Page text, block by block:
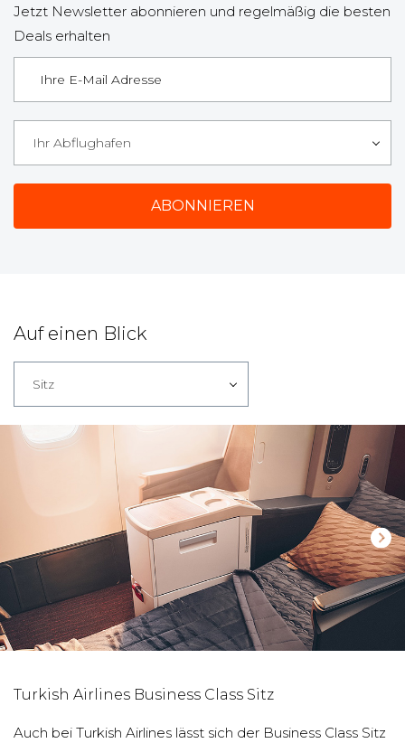
Jetzt Newsletter abonnieren und regelmäßig die besten
Deals erhalten
Ihr Abflughafen
Auf einen Blick
Sitz
Turkish Airlines Business Class Sitz
Auch bei Turkish Airlines lässt sich der Business Class Sitz